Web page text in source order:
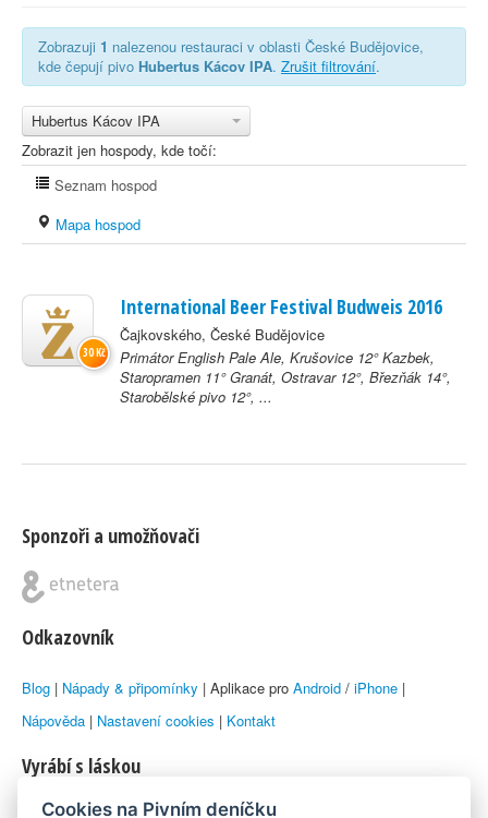
Zobrazuji 1 nalezenou restauraci v oblasti České Budějovice,
kde čepují pivo Hubertus Kácov IPA. Zrušit filtrování.
Hubertus Kácov IPA
Zobrazit jen hospody, kde točí:
Seznam hospod
Mapa hospod
International Beer Festival Budweis 2016
Čajkovského, České Budějovice
Primátor English Pale Ale, Krušovice 12° Kazbek,
Staropramen 11° Granát, Ostravar 12°, Březňák 14°,
Starobělské pivo 12°, ...
30 Kč
Sponzoři a umožňovači
Odkazovník
Blog | Nápady & připomínky | Aplikace pro Android / iPhone |
Nápověda | Nastavení cookies | Kontakt
Vyrábí s láskou
Cookies na Pivním deníčku